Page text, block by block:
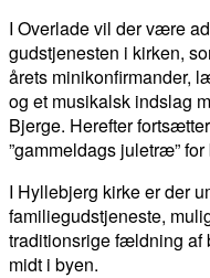
I Overlade vil der være
gudstjenesten i kirken,
årets minikonfirmander,
og et musikalsk indslag
Bjerge. Herefter
”gammeldags juletræ”
I Hyllebjerg kirke er der
familiegudstjeneste,
traditionsrige fældning af
midt i byen.